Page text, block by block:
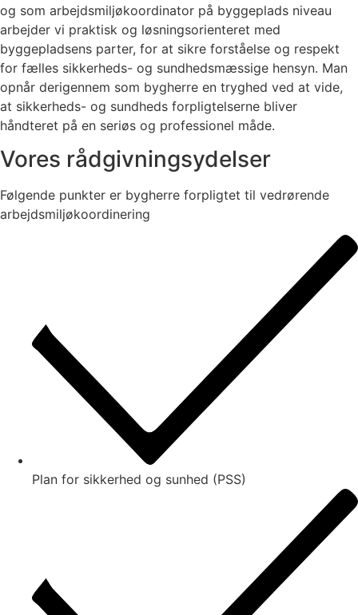
og som arbejdsmiljøkoordinator på byggeplads niveau
arbejder vi praktisk og løsningsorienteret med
byggepladsens parter, for at sikre forståelse og respekt
for fælles sikkerheds- og sundhedsmæssige hensyn. Man
opnår derigennem som bygherre en tryghed ved at vide,
at sikkerheds- og sundheds forpligtelserne bliver
håndteret på en seriøs og professionel måde.
Vores rådgivningsydelser
Følgende punkter er bygherre forpligtet til vedrørende
arbejdsmiljøkoordinering
Plan for sikkerhed og sunhed (PSS)